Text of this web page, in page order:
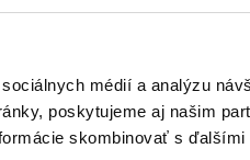
médií a analýzu
poskytujeme aj našim
skombinovať s
ktoré môžu pomôcť pri
a upokojuje